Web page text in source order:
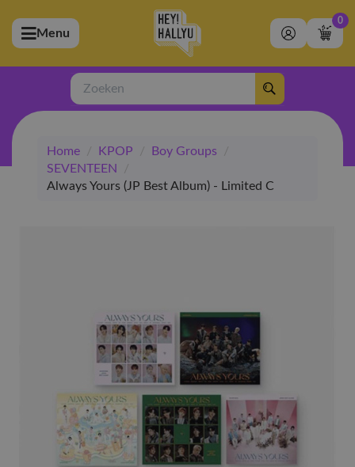
(Artiesten)
(Merchandise)
(Exclusive)
(Winkel)
Menu
0
Zoeken
Home / KPOP / Boy Groups
/
SEVENTEEN
/
Always Yours (JP Best Album) - Limited C